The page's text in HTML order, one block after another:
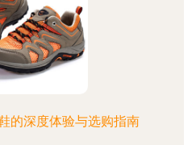
的深度体验与选购指南